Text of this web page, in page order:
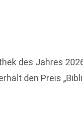
des Jahres
den Preis